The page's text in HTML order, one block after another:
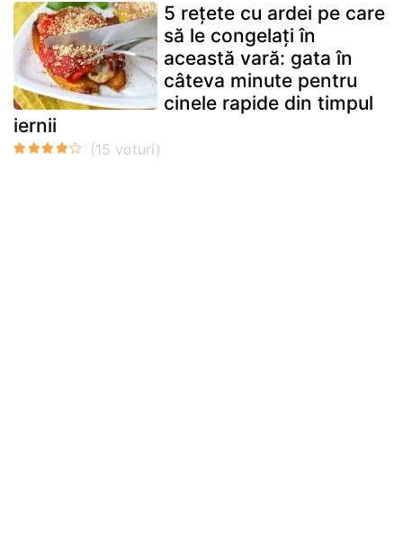
5 rețete cu ardei pe care
să le congelați în
această vară: gata în
câteva minute pentru
cinele rapide din timpul
iernii